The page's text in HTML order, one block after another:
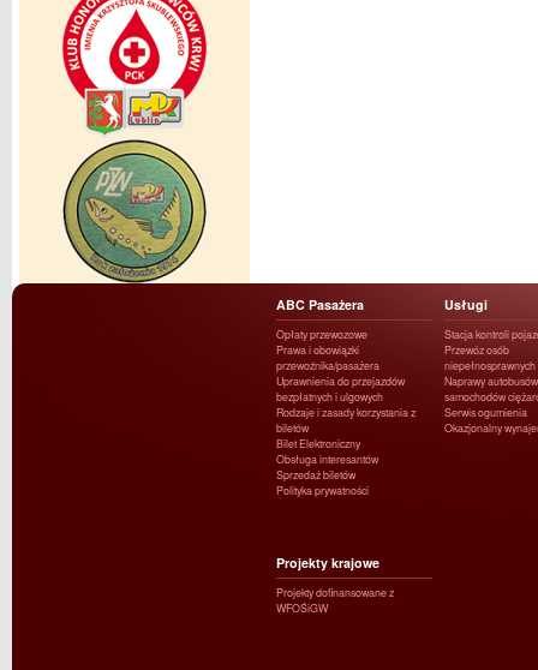
ABC Pasażera
Opłaty przewozowe
Prawa i obowiązki
przewoźnika/pasażera
Uprawnienia do przejazdów
bezpłatnych i ulgowych
Rodzaje i zasady korzystania z
biletów
Bilet Elektroniczny
Obsługa interesantów
Sprzedaż biletów
Polityka prywatności
Usługi
Stacja kontroli
Przewóz osób
niepełnosprawnych
Naprawy
samochodów
Serwis ogumienia
Okazjonalny
Projekty krajowe
Projekty dofinansowane z
WFOŚiGW